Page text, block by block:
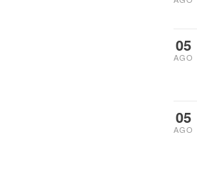
05
AGO
05
AGO